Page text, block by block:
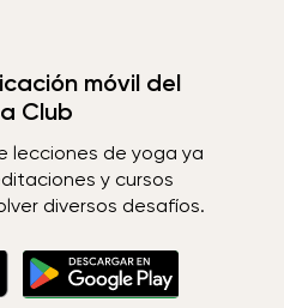
móvil del
Club
lecciones de yoga ya
y cursos
diversos desafíos.